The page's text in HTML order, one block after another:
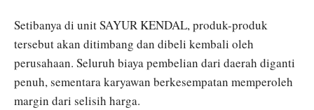
Setibanya di unit SAYUR KENDAL, produk-produk
tersebut akan ditimbang dan dibeli kembali oleh
perusahaan. Seluruh biaya pembelian dari daerah diganti
penuh, sementara karyawan berkesempatan memperoleh
margin dari selisih harga.